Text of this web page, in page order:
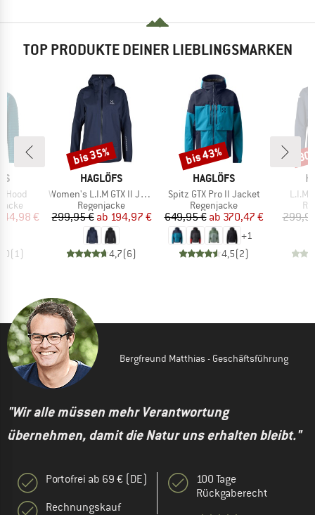
TOP PRODUKTE DEINER LIEBLINGSMARKEN
Hood
Preis
€
(1 )
MARKE
HAGLÖFS
Artikel
Women's L.I.M GTX II Jacket
Produktgruppe
Regenjacke
Preis
299,95 € reduzierter Preis
ab 194,97 €
4,7(6)
Rabatt
bis 35%
MARKE
HAGLÖFS
Artikel
Spitz GTX Pro II Jacket
Produktgruppe
Regenjacke
Preis
649,95 € reduzierter Preis
ab 370,47 €
+1
4,5(2)
Rabatt
bis 43%
Artikel
L.I.M
Bergfreund Matthias - Geschäftsführung
"Wir alle müssen mehr Verantwortung
übernehmen, damit die Natur uns erhalten bleibt."
Portofrei ab 69 € (DE)
Rechnungskauf
100 Tage
Rückgaberecht